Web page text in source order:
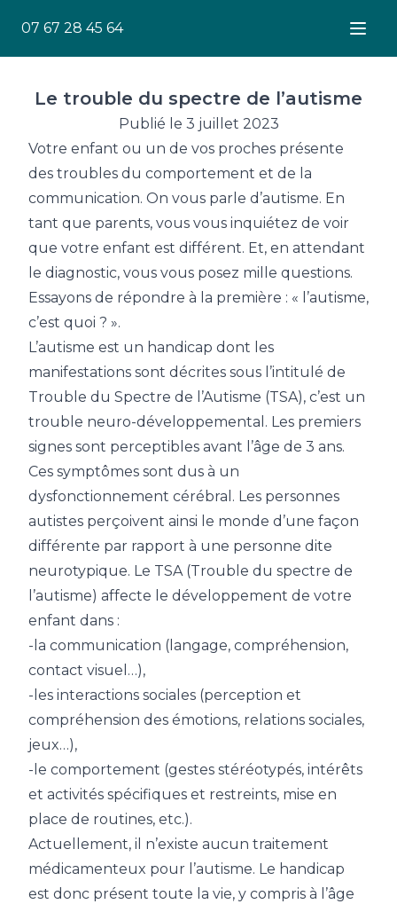
07 67 28 45 64
Le trouble du spectre de l’autisme
Publié le 3 juillet 2023
Votre enfant ou un de vos proches présente
des troubles du comportement et de la
communication. On vous parle d’autisme. En
tant que parents, vous vous inquiétez de voir
que votre enfant est différent. Et, en attendant
le diagnostic, vous vous posez mille questions.
Essayons de répondre à la première : « l’autisme,
c’est quoi ? ».
L’autisme est un handicap dont les
manifestations sont décrites sous l’intitulé de
Trouble du Spectre de l’Autisme (TSA), c’est un
trouble neuro-développemental. Les premiers
signes sont perceptibles avant l’âge de 3 ans.
Ces symptômes sont dus à un
dysfonctionnement cérébral. Les personnes
autistes perçoivent ainsi le monde d’une façon
différente par rapport à une personne dite
neurotypique. Le TSA (Trouble du spectre de
l’autisme) affecte le développement de votre
enfant dans :
-la communication (langage, compréhension,
contact visuel…),
-les interactions sociales (perception et
compréhension des émotions, relations sociales,
jeux…),
-le comportement (gestes stéréotypés, intérêts
et activités spécifiques et restreints, mise en
place de routines, etc.).
Actuellement, il n’existe aucun traitement
médicamenteux pour l’autisme. Le handicap
est donc présent toute la vie, y compris à l’âge